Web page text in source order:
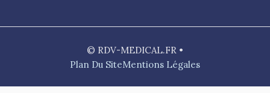
© RDV-MEDICAL.FR •
Plan Du SiteMentions Légales